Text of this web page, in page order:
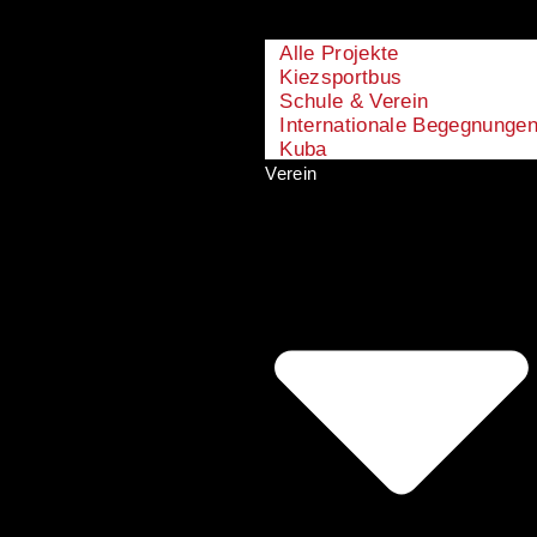
Alle Projekte
Kiezsportbus
Schule & Verein
Internationale
Kuba
Verein